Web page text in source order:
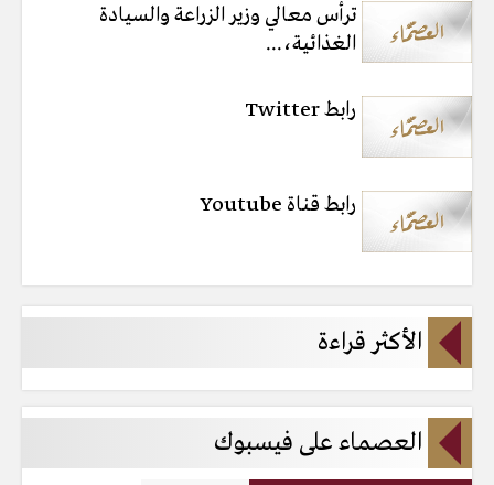
ترأس معالي وزير الزراعة والسيادة
الغذائية،...
رابط Twitter
رابط قناة Youtube
الأكثر قراءة
العصماء على فيسبوك